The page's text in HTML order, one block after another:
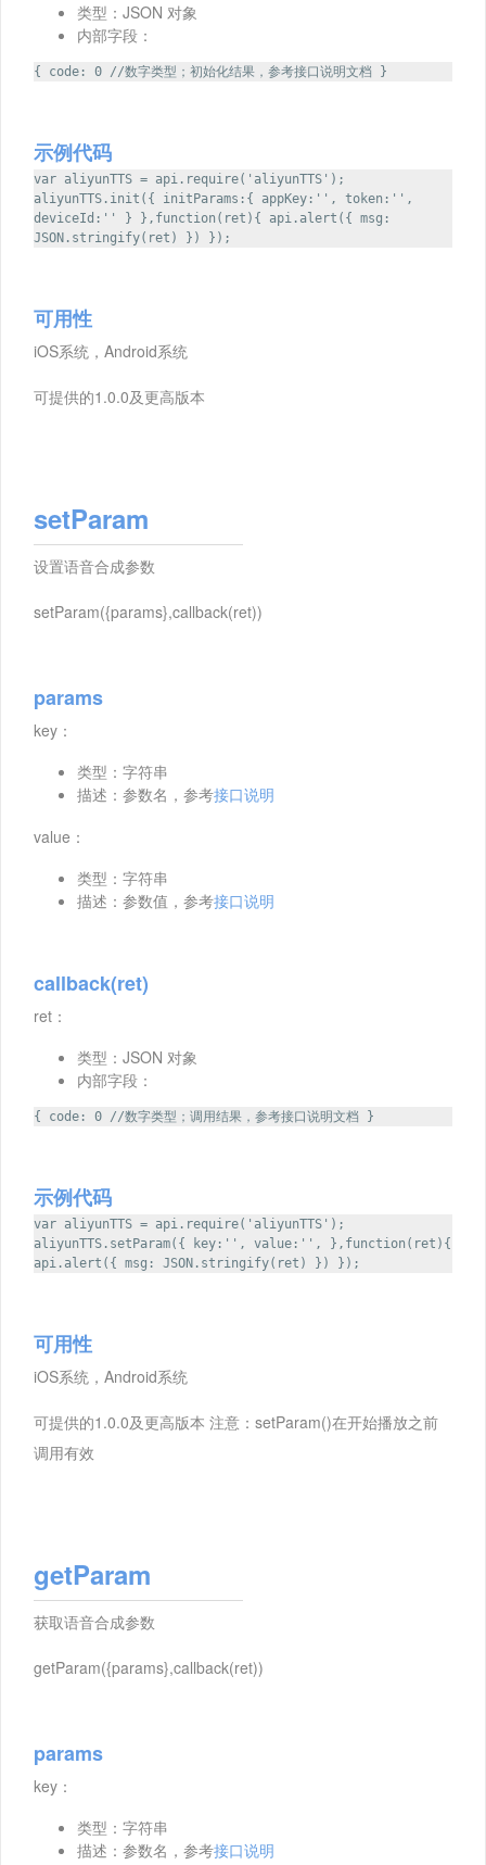
类型：JSON 对象
内部字段：
{ code: 0 //数字类型；初始化结果，参考接口说明文档 }
示例代码
var aliyunTTS = api.require('aliyunTTS');
aliyunTTS.init({ initParams:{ appKey:'', token:'',
deviceId:'' } },function(ret){ api.alert({ msg:
JSON.stringify(ret) }) });
可用性
iOS系统，Android系统
可提供的1.0.0及更高版本
setParam
设置语音合成参数
setParam({params},callback(ret))
params
key：
类型：字符串
描述：参数名，参考接口说明
value：
类型：字符串
描述：参数值，参考接口说明
callback(ret)
ret：
类型：JSON 对象
内部字段：
{ code: 0 //数字类型；调用结果，参考接口说明文档 }
示例代码
var aliyunTTS = api.require('aliyunTTS');
aliyunTTS.setParam({ key:'', value:'', },function(ret){
api.alert({ msg: JSON.stringify(ret) }) });
可用性
iOS系统，Android系统
可提供的1.0.0及更高版本 注意：setParam()在开始播放之前
调用有效
getParam
获取语音合成参数
getParam({params},callback(ret))
params
key：
类型：字符串
描述：参数名，参考接口说明